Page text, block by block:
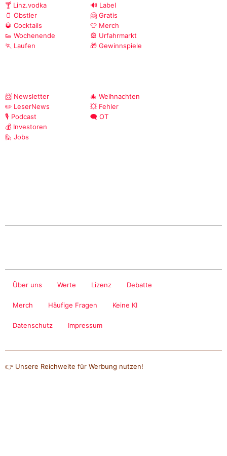
🍸 Linz.vodka
🫙 Obstler
🥃 Cocktails
👟 Wochenende
🏃 Laufen
🔊 Label
🤗 Gratis
👕 Merch
🎡 Urfahrmarkt
🎁 Gewinnspiele
📨 Newsletter
✏️ LeserNews
🎙️ Podcast
💰 Investoren
🙋 Jobs
🎄 Weihnachten
💥 Fehler
🗨️ OT
Über uns Werte Lizenz Debatte
Merch Häufige Fragen Keine KI
Datenschutz Impressum
👉 Unsere Reichweite für Werbung nutzen!